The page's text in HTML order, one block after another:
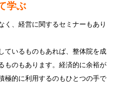
学ぶ
く、経営に関するセミナーもあり
ているものもあれば、整体院を成
ものもあります。経済的に余裕が
極的に利用するのもひとつの手で